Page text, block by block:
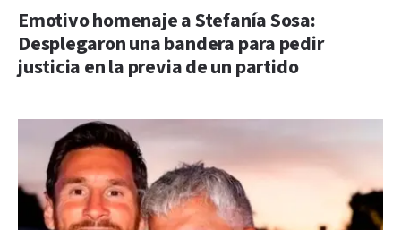
Emotivo homenaje a Stefanía Sosa:
Desplegaron una bandera para pedir
justicia en la previa de un partido